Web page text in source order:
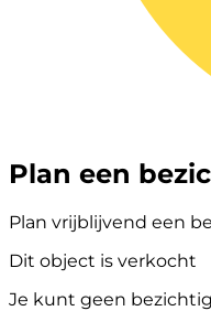
Plan een
Plan vrijblijvend een
Dit object is verkocht
Je kunt geen